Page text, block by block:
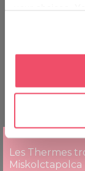
If you allow, we
which can
Identify
specific
and set your
Les Thermes
Miskolctapolca